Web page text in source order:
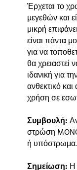
Έρχεται το
μεγεθών και
μικρή
είναι πάντα
για να
θα χρειαστεί
ιδανική για
ανθεκτικό
χρήση σε
Συμβουλή:
στρώση
ή
Σημείωση: Η